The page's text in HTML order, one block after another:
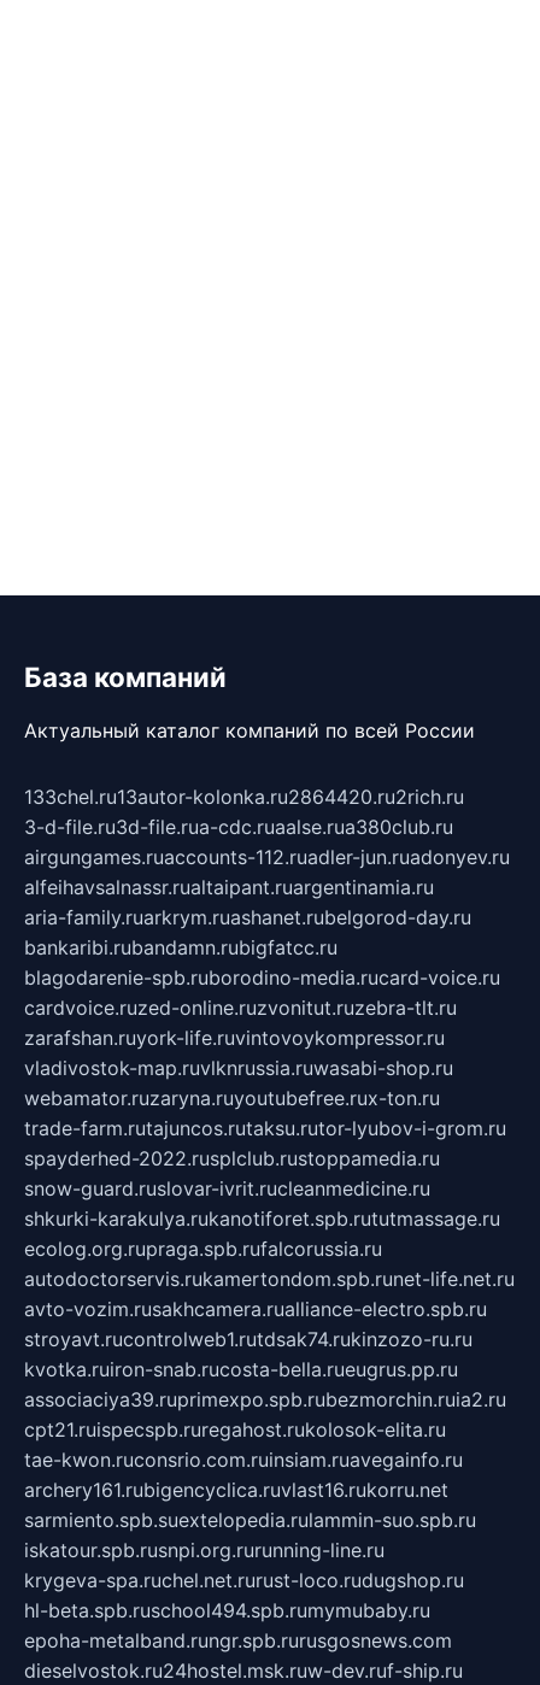
База компаний
Актуальный каталог компаний по всей России
133chel.ru13autor-kolonka.ru2864420.ru2rich.ru
3-d-file.ru3d-file.rua-cdc.ruaalse.rua380club.ru
airgungames.ruaccounts-112.ruadler-jun.ruadonyev.ru
alfeihavsalnassr.rualtaipant.ruargentinamia.ru
aria-family.ruarkrym.ruashanet.rubelgorod-day.ru
bankaribi.rubandamn.rubigfatcc.ru
blagodarenie-spb.ruborodino-media.rucard-voice.ru
cardvoice.ruzed-online.ruzvonitut.ruzebra-tlt.ru
zarafshan.ruyork-life.ruvintovoykompressor.ru
vladivostok-map.ruvlknrussia.ruwasabi-shop.ru
webamator.ruzaryna.ruyoutubefree.rux-ton.ru
trade-farm.rutajuncos.rutaksu.rutor-lyubov-i-grom.ru
spayderhed-2022.rusplclub.rustoppamedia.ru
snow-guard.ruslovar-ivrit.rucleanmedicine.ru
shkurki-karakulya.rukanotiforet.spb.rututmassage.ru
ecolog.org.rupraga.spb.rufalcorussia.ru
autodoctorservis.rukamertondom.spb.runet-life.net.ru
avto-vozim.rusakhcamera.rualliance-electro.spb.ru
stroyavt.rucontrolweb1.rutdsak74.rukinzozo-ru.ru
kvotka.ruiron-snab.rucosta-bella.rueugrus.pp.ru
associaciya39.ruprimexpo.spb.rubezmorchin.ruia2.ru
cpt21.ruispecspb.ruregahost.rukolosok-elita.ru
tae-kwon.ruconsrio.com.ruinsiam.ruavegainfo.ru
archery161.rubigencyclica.ruvlast16.rukorru.net
sarmiento.spb.suextelopedia.rulammin-suo.spb.ru
iskatour.spb.rusnpi.org.rurunning-line.ru
krygeva-spa.ruchel.net.rurust-loco.rudugshop.ru
hl-beta.spb.ruschool494.spb.rumymubaby.ru
epoha-metalband.rungr.spb.rurusgosnews.com
dieselvostok.ru24hostel.msk.ruw-dev.ruf-ship.ru